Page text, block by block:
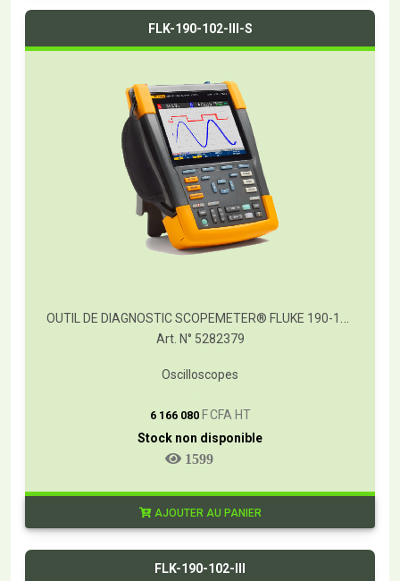
FLK-190-102-III-S
OUTIL DE DIAGNOSTIC SCOPEMETER® FLUKE 190-102/S
Art. N° 5282379
Oscilloscopes
6 166 080 F CFA HT
Stock non disponible
1599
AJOUTER AU PANIER
FLK-190-102-III